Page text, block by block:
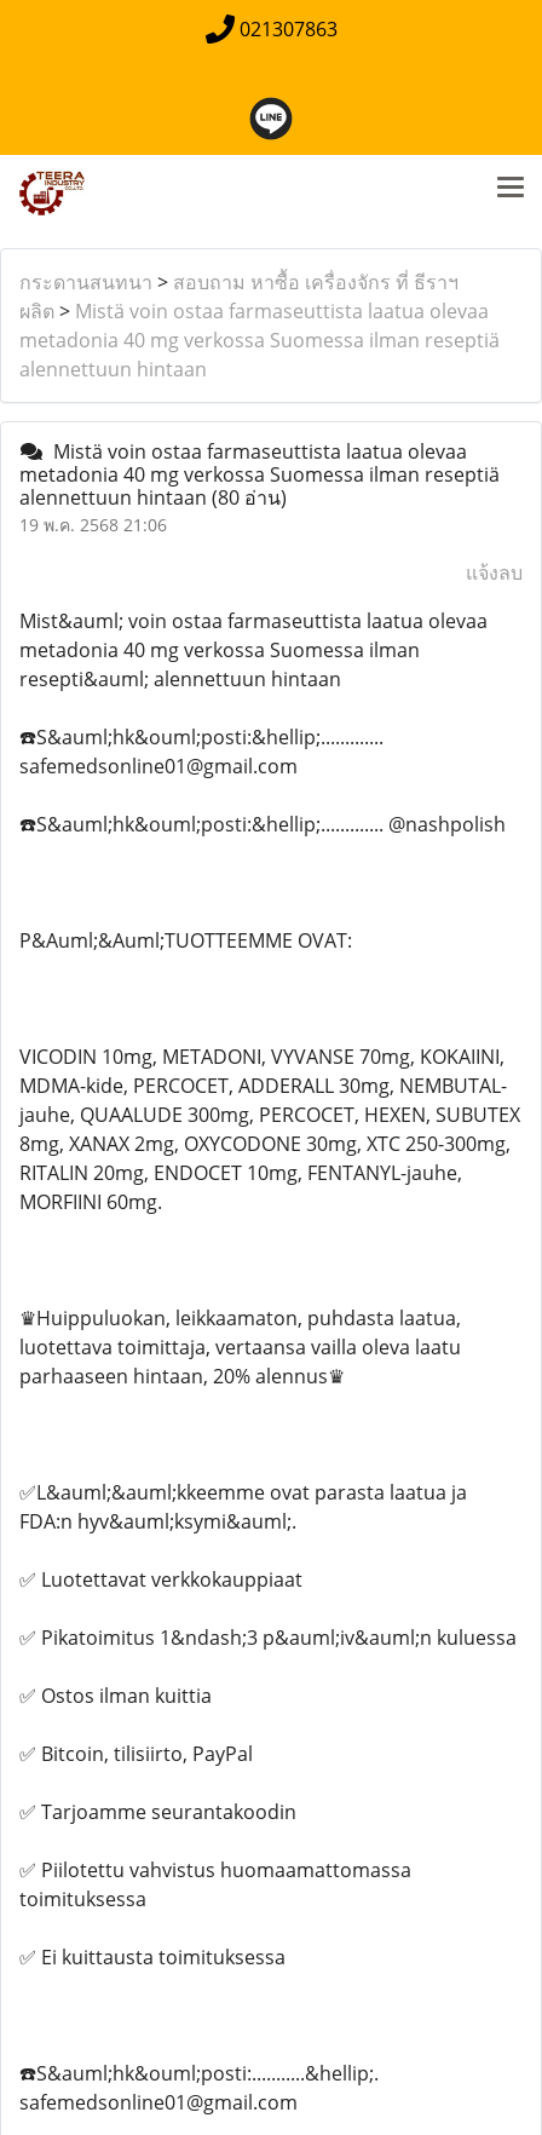
021307863
กระดานสนทนา > สอบถาม หาซื้อ เครื่องจักร ที่ ธีราฯ
ผลิต > Mistä voin ostaa farmaseuttista laatua olevaa
metadonia 40 mg verkossa Suomessa ilman reseptiä
alennettuun hintaan
Mistä voin ostaa farmaseuttista laatua olevaa
metadonia 40 mg verkossa Suomessa ilman reseptiä
alennettuun hintaan (80 อ่าน)
19 พ.ค. 2568 21:06
แจ้งลบ
Mist&auml; voin ostaa farmaseuttista laatua olevaa
metadonia 40 mg verkossa Suomessa ilman
resepti&auml; alennettuun hintaan
☎️S&auml;hk&ouml;posti:&hellip;.............
safemedsonline01@gmail.com
☎️S&auml;hk&ouml;posti:&hellip;............. @nashpolish
P&Auml;&Auml;TUOTTEEMME OVAT:
VICODIN 10mg, METADONI, VYVANSE 70mg, KOKAIINI,
MDMA-kide, PERCOCET, ADDERALL 30mg, NEMBUTAL-
jauhe, QUAALUDE 300mg, PERCOCET, HEXEN, SUBUTEX
8mg, XANAX 2mg, OXYCODONE 30mg, XTC 250-300mg,
RITALIN 20mg, ENDOCET 10mg, FENTANYL-jauhe,
MORFIINI 60mg.
♛Huippuluokan, leikkaamaton, puhdasta laatua,
luotettava toimittaja, vertaansa vailla oleva laatu
parhaaseen hintaan, 20% alennus♛
✅L&auml;&auml;kkeemme ovat parasta laatua ja
FDA:n hyv&auml;ksymi&auml;.
✅ Luotettavat verkkokauppiaat
✅ Pikatoimitus 1&ndash;3 p&auml;iv&auml;n kuluessa
✅ Ostos ilman kuittia
✅ Bitcoin, tilisiirto, PayPal
✅ Tarjoamme seurantakoodin
✅ Piilotettu vahvistus huomaamattomassa
toimituksessa
✅ Ei kuittausta toimituksessa
☎️S&auml;hk&ouml;posti:...........&hellip;.
safemedsonline01@gmail.com